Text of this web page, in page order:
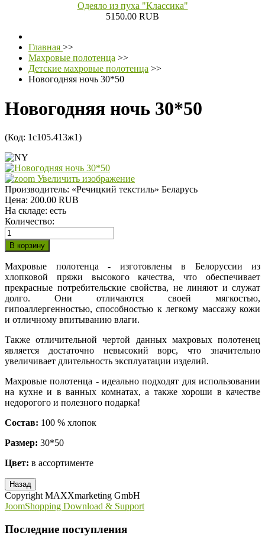
Одеяло из пуха "Классика"
5150.00 RUB
Главная >>
Махровые полотенца >>
Детские махровые полотенца >>
Новогодняя ночь 30*50
Новогодняя ночь 30*50
(Код: 1с105.413ж1)
Увеличить изображение
Производитель: «Речицкий текстиль» Беларусь
Цена: 200.00 RUB
На складе: есть
Количество:
Махровые полотенца - изготовлены в Белоруссии из
хлопковой пряжи высокого качества, что обеспечивает
прекрасные потребительские свойства, не линяют и служат
долго. Они отличаются своей мягкостью,
гипоаллергенностью, способностью к легкому массажу кожи
и отличному впитыванию влаги.
Также отличительной чертой данных махровых полотенец
является достаточно невысокий ворс, что значительно
увеличивает длительность эксплуатации изделий.
Махровые полотенца - идеально подходят для использовании
на кухне и в ванных комнатах, а также хороши в качестве
недорогого и полезного подарка!
Состав: 100 % хлопок
Размер: 30*50
Цвет: в ассортименте
Copyright MAXXmarketing GmbH
JoomShopping Download & Support
Последние поступления